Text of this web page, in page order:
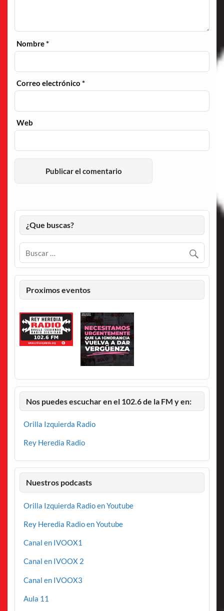
Nombre*
Correo electrónico*
Web
¿Que buscas?
Proximos eventos
Nos puedes escuchar en el 102.6 de la FM y en:
Orilla Izquierda Radio
Rey Heredia Radio
Nuestros podcasts
Orilla Izquierda Radio en Youtube
Rey Heredia Radio en Youtube
Canal en IVOOX1
Canal en IVOOX 2
Canal en IVOOX3
Aula 11